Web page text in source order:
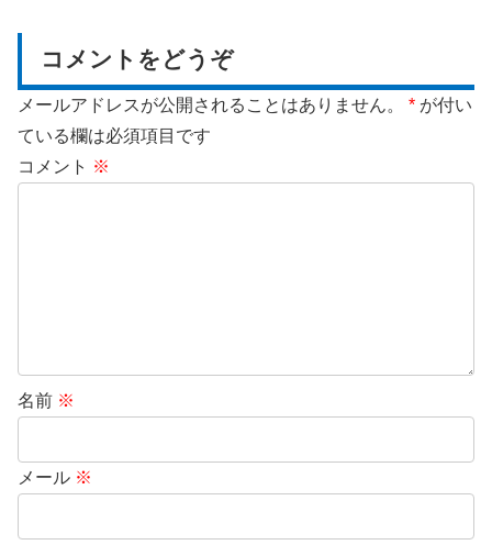
コメントをどうぞ
メールアドレスが公開されることはありません。 * が付い
ている欄は必須項目です
コメント ※
名前 ※
メール ※